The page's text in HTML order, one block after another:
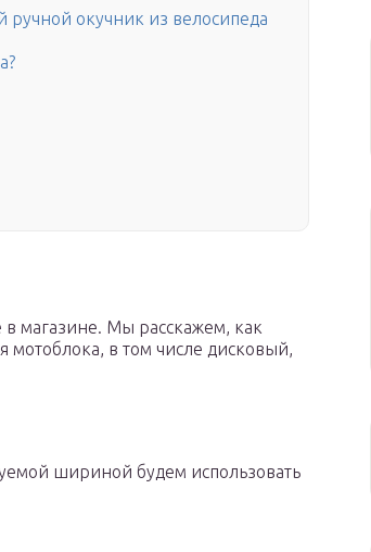
окучник из велосипеда
в магазине. Мы расскажем, как
мотоблока, в том числе дисковый,
шириной будем использовать